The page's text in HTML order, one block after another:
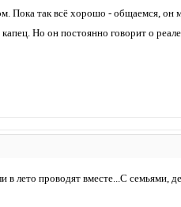
Пока так всё хорошо - общаемся, он
Но он постоянно говорит о
лето проводят вместе...С семьями,